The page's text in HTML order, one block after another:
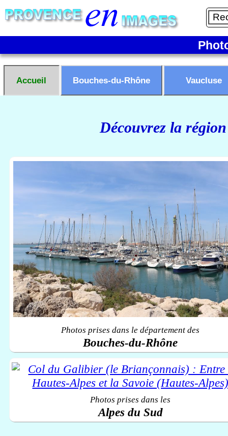
Accueil Bouches-du-Rhône Vaucluse
Découvrez la
Photos prises dans le département des
Bouches-du-Rhône
Photos prises dans les
Alpes du Sud